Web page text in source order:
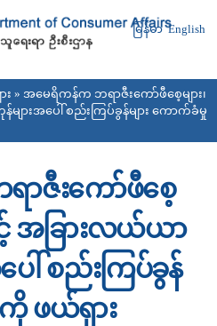
မြန်မာ English
း » အမေရိကန်က ဘရာဇီးကော်ဖီစေ့များ၊
ားအပေါ် စည်းကြပ်ခွန်များ ကောက်ခံမှု
ဇီးကော်ဖီစေ့
င့် အခြားလယ်ယာ
ါ် စည်းကြပ်ခွန်
ဖယ်ရှား